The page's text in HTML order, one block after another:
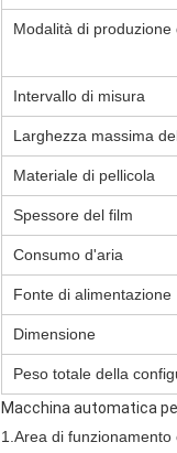
Modalità di produzione
Intervallo di misura
Larghezza massima
Materiale di pellicola
Spessore del film
Consumo d'aria
Fonte di alimentazione
Dimensione
Peso totale della
Macchina automatica
1.Area di funzionamento